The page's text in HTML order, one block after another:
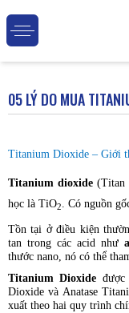
05 LÝ DO MUA
Titanium Dioxide – Giới
Titanium dioxide (Titan
học là TiO2. Có nguồn
Tồn tại ở điều kiện
tan trong các acid như
thước nano, nó có thể
Titanium Dioxide
Dioxide và Anatase
xuất theo hai quy trình